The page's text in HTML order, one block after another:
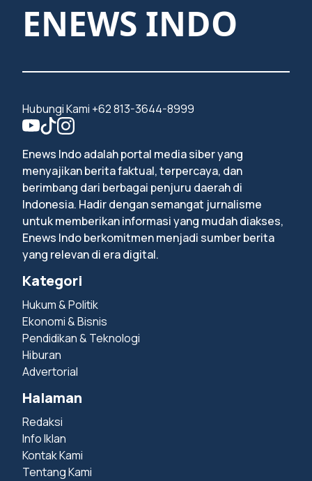
ENEWS INDO
Hubungi Kami +62 813-3644-8999
Enews Indo adalah portal media siber yang
menyajikan berita faktual, terpercaya, dan
berimbang dari berbagai penjuru daerah di
Indonesia. Hadir dengan semangat jurnalisme
untuk memberikan informasi yang mudah diakses,
Enews Indo berkomitmen menjadi sumber berita
yang relevan di era digital.
Kategori
Hukum & Politik
Ekonomi & Bisnis
Pendidikan & Teknologi
Hiburan
Advertorial
Halaman
Redaksi
Info Iklan
Kontak Kami
Tentang Kami